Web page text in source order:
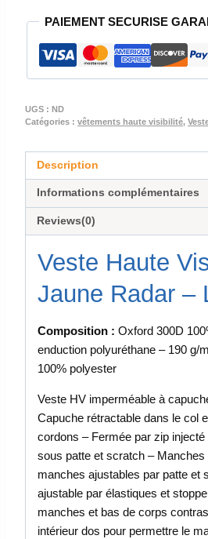
HAUTE
VISIBILITE
JAUNE
-
PAIEMENT SECURISE
UGS : ND
Catégories : vêtements haute visibilité,
Description
Informations complémentaires
Reviews(0)
Veste Haute
Jaune Radar –
Composition : Oxford 300D
enduction polyuréthane – 190 g/
100% polyester
Veste HV imperméable à
Capuche rétractable dans le col
cordons – Fermée par zip
sous patte et scratch –
manches ajustables par patte et
ajustable par élastiques et
manches et bas de corps
intérieur dos pour permettre le